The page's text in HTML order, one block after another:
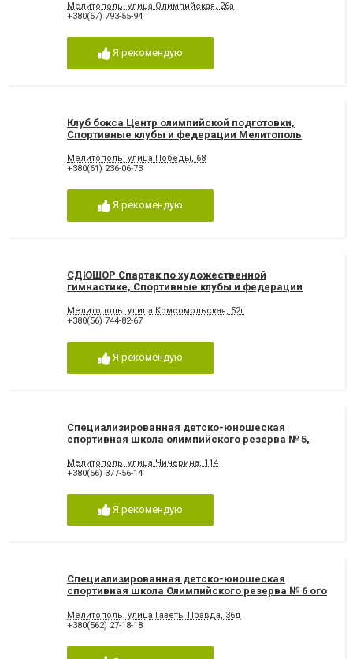
Мелитополь, улица Олимпийская, 26а
+380(67) 793-55-94
Я рекомендую
Клуб бокса Центр олимпийской подготовки,
Спортивные клубы и федерации Мелитополь
Мелитополь, улица Победы, 68
+380(61) 236-06-73
Я рекомендую
СДЮШОР Спартак по художественной
гимнастике, Спортивные клубы и федерации
Мелитополь, улица Комсомольская, 52г
+380(56) 744-82-67
Я рекомендую
Специализированная детско-юношеская
спортивная школа олимпийского резерва № 5,
Мелитополь, улица Чичерина, 114
+380(56) 377-56-14
Я рекомендую
Специализированная детско-юношеская
спортивная школа Олимпийского резерва № 6 ого
Мелитополь
Мелитополь, улица Газеты Правда, 36д
+380(562) 27-18-18